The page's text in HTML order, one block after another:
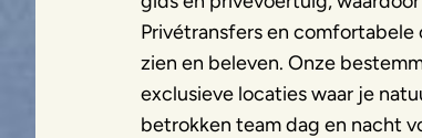
Privétransfers en
zien en beleven. Onze
exclusieve locaties waar je
betrokken team dag en nacht